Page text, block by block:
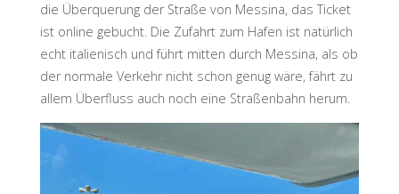
die Überquerung der Straße von Messina, das Ticket
ist online gebucht. Die Zufahrt zum Hafen ist natürlich
echt italienisch und führt mitten durch Messina, als ob
der normale Verkehr nicht schon genug wäre, fährt zu
allem Überfluss auch noch eine Straßenbahn herum.